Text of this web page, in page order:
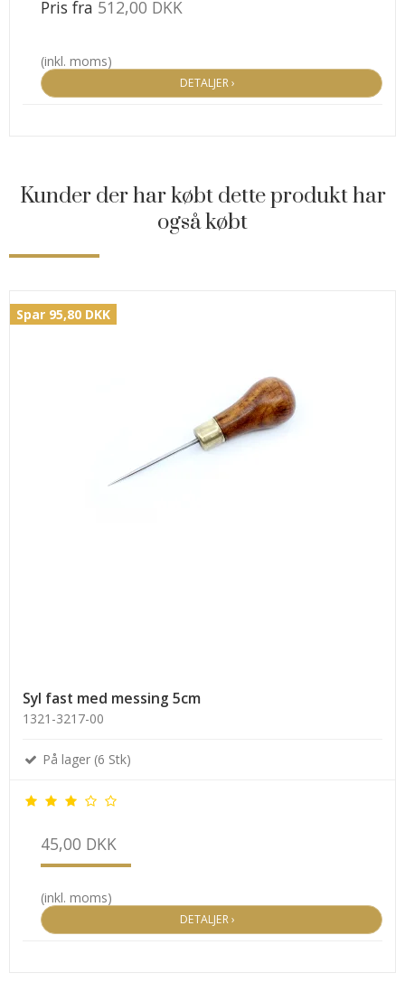
Pris fra 512,00 DKK
(inkl. moms)
DETALJER ›
Kunder der har købt dette produkt har
også købt
Spar 95,80 DKK
Syl fast med messing 5cm
1321-3217-00
På lager (6 Stk)
45,00 DKK
(inkl. moms)
DETALJER ›